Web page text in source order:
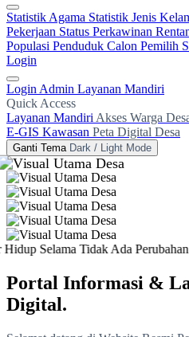
Statistik Agama Statistik Jenis
Pekerjaan Status Perkawinan
Populasi Penduduk Calon Pemilih
Login
Login Admin Layanan Mandiri
Quick Access
Layanan Mandiri Akses Warga
E-GIS Kawasan Peta Digital Desa
Ganti Tema Dark / Light Mode
Tidak Ada Perubahan Data
Portal Informasi &
Digital.